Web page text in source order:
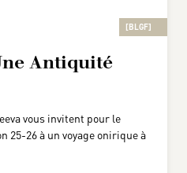
[BLGF]
Antiquité
vous invitent pour le
25-26 à un voyage onirique à